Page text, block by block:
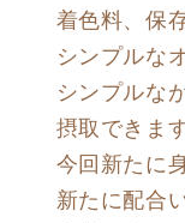
着色料、保
シンプルな
シンプルな
摂取できます
今回新たに
新たに配合